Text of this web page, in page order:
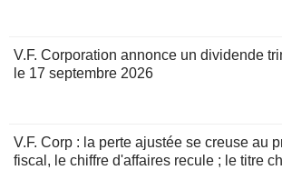
V.F. Corporation annonce un dividende
le 17 septembre 2026
V.F. Corp : la perte ajustée se creuse au
fiscal, le chiffre d'affaires recule ; le titre